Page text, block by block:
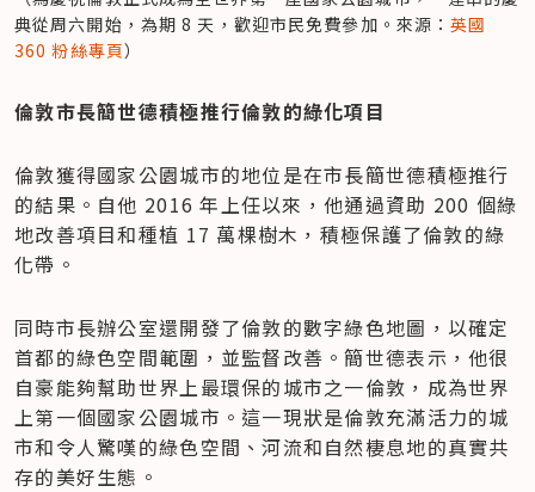
典從周六開始，為期 8 天，歡迎市民免費參加。來源：英國
360 粉絲專頁）
倫敦市長簡世德積極推行倫敦的綠化項目
倫敦獲得國家公園城市的地位是在市長簡世德積極推行
的結果。自他 2016 年上任以來，他通過資助 200 個綠
地改善項目和種植 17 萬棵樹木，積極保護了倫敦的綠
化帶。
同時市長辦公室還開發了倫敦的數字綠色地圖，以確定
首都的綠色空間範圍，並監督改善。簡世德表示，他很
自豪能夠幫助世界上最環保的城市之一倫敦，成為世界
上第一個國家公園城市。這一現狀是倫敦充滿活力的城
市和令人驚嘆的綠色空間、河流和自然棲息地的真實共
存的美好生態。